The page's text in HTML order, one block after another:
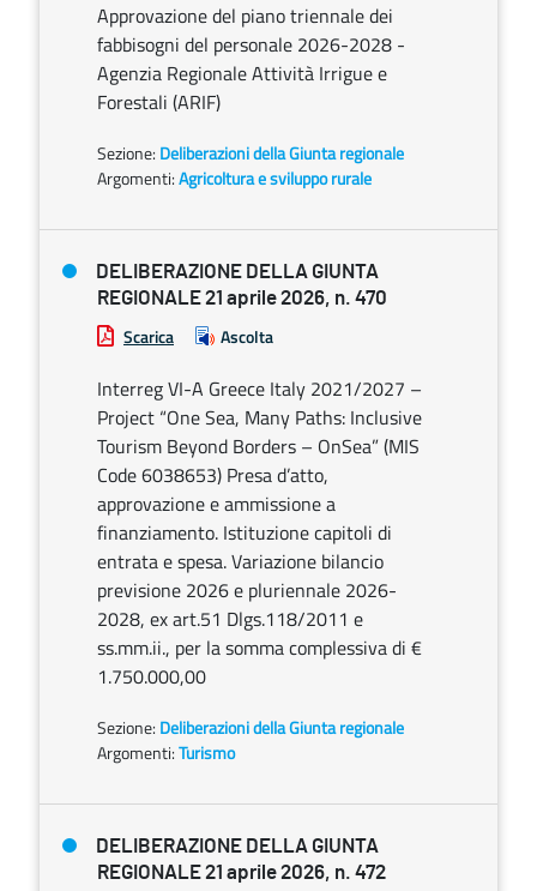
Approvazione del piano triennale dei
fabbisogni del personale 2026-2028 -
Agenzia Regionale Attività Irrigue e
Forestali (ARIF)
Sezione: Deliberazioni della Giunta regionale
Argomenti:Agricoltura e sviluppo rurale
DELIBERAZIONE DELLA GIUNTA
REGIONALE 21 aprile 2026, n. 470
Scarica Ascolta
Interreg VI-A Greece Italy 2021/2027 –
Project “One Sea, Many Paths: Inclusive
Tourism Beyond Borders – OnSea” (MIS
Code 6038653) Presa d’atto,
approvazione e ammissione a
finanziamento. Istituzione capitoli di
entrata e spesa. Variazione bilancio
previsione 2026 e pluriennale 2026-
2028, ex art.51 Dlgs.118/2011 e
ss.mm.ii., per la somma complessiva di €
1.750.000,00
Sezione: Deliberazioni della Giunta regionale
Argomenti:Turismo
DELIBERAZIONE DELLA GIUNTA
REGIONALE 21 aprile 2026, n. 472